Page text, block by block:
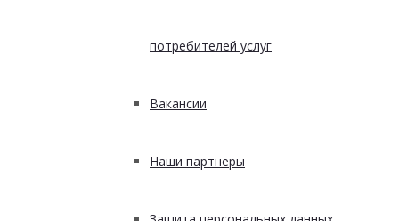
потребителей услуг
Вакансии
Наши партнеры